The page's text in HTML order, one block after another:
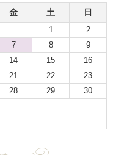
金 土 日
1
2
7 8
9
14 15
16
21 22
23
28 29
30